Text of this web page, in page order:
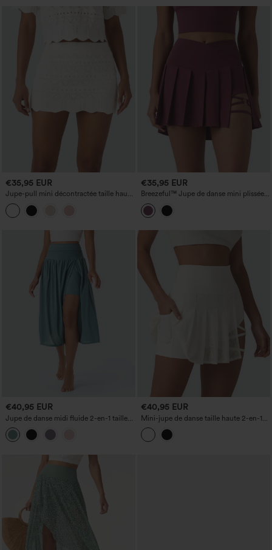
€35,95 EUR
Jupe-pull mini décontractée taille haute
2-en-1 avec poche, en maille ajourée
€35,95 EUR
Breezeful™ Jupe de danse mini plissée
2-en-1, taille haute croisée, ourlet
asymétrique, séchage rapide, avec
poches
€40,95 EUR
Jupe de danse midi fluide 2-en-1 taille
haute avec poche
€40,95 EUR
Mini-jupe de danse taille haute 2-en-1
plissée, avec dentelle contrastée, ourlet
asymétrique et poches